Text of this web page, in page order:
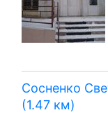
Сосненко
(1.47 км)